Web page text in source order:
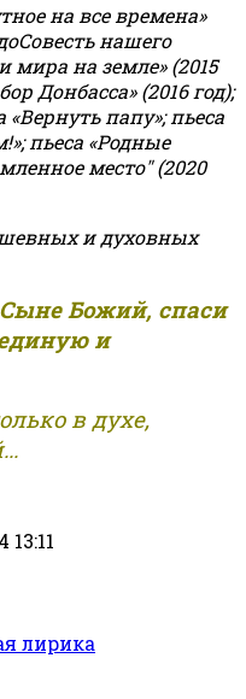
на все времена»
нашего
мира на земле» (2015
Донбасса» (2016 год);
«Вернуть папу»; пьеса
;пьеса «Родные
место" (2020
и духовных
Божий, спаси
и
в духе,
лирика